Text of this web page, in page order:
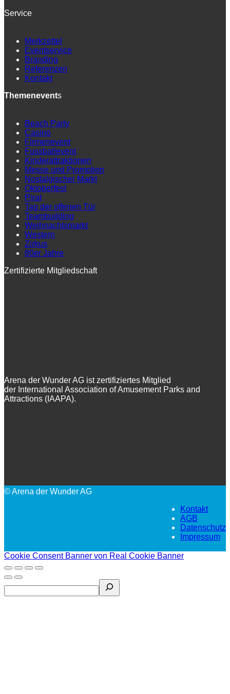
Service
Merkzettel
Eventservice
Branding
Referenzen
Kontakt
Themenevents
Beach Party
Casino
Firmenevent
Fussballevent
Kinderattraktionen
Messe und Promotion
Nostalgischer Markt
Oktoberfest
Pirat
Tag der offenen Tür
Teambuilding
Weihnachtsmarkt
Western
Zirkus
80er Jahre
Zertifizierte Mitgliedschaft
Arena der Wunder AG ist zertifiziertes Mitglied
der International Association of Amusement Parks and
Attractions (IAAPA).
© Arena der Wunder AG
Kontakt
AGB
Datenschutz
Impressum
Cookie Consent Banner von Real Cookie Banner